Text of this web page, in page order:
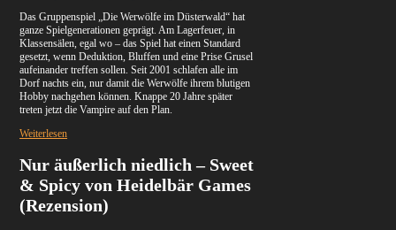
Das Gruppenspiel „Die Werwölfe im Düsterwald“ hat
ganze Spielgenerationen geprägt. Am Lagerfeuer, in
Klassensälen, egal wo – das Spiel hat einen Standard
gesetzt, wenn Deduktion, Bluffen und eine Prise Grusel
aufeinander treffen sollen. Seit 2001 schlafen alle im
Dorf nachts ein, nur damit die Werwölfe ihrem blutigen
Hobby nachgehen können. Knappe 20 Jahre später
treten jetzt die Vampire auf den Plan.
Weiterlesen
Nur äußerlich niedlich – Sweet
& Spicy von Heidelbär Games
(Rezension)